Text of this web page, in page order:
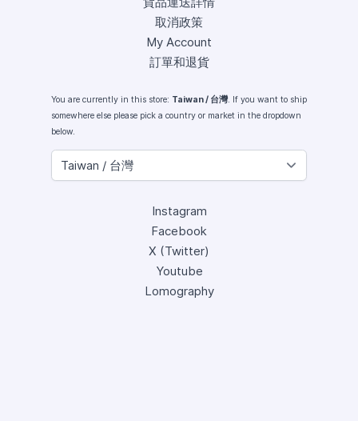
取消政策
My Account
訂單和退貨
You are currently in this store: Taiwan / 台灣. If you want to ship
somewhere else please pick a country or market in the dropdown
below.
Instagram
Facebook
X (Twitter)
Youtube
Lomography